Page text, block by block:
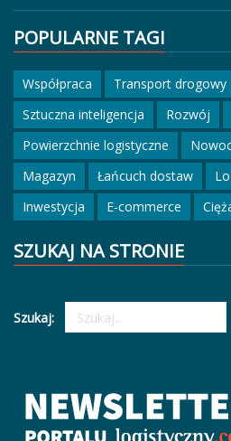
POPULARNE TAGI
Współpraca Transport drogowy
Sztuczna inteligencja
Rozwój
Powierzchnie logistyczne
Magazyn
Łańcuch dostaw
Inwestycja
E-commerce
SZUKAJ NA STRONIE
Szukaj: